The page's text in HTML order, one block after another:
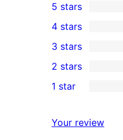
2
5-
star
reviews
5 stars
4-
star
reviews
4 stars
0
3-
star
3 stars
2-
reviews
2 stars
star
1 star
Your review